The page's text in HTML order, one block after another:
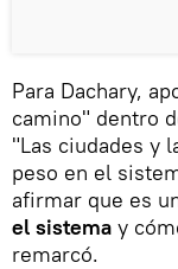
Para Dachary,
camino" dentro
"Las ciudades y
peso en el
afirmar que es
el sistema y
remarcó.